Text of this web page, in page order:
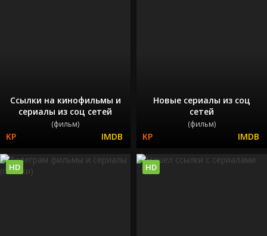
Ссылки на кинофильмы и
сериалы из соц сетей
(фильм)
Новые сериалы из соц
сетей
(фильм)
HD HD